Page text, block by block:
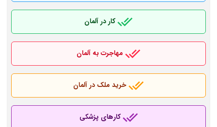
کار در آلمان
مهاجرت به آلمان
خرید ملک در آلمان
کارهای پزشکی